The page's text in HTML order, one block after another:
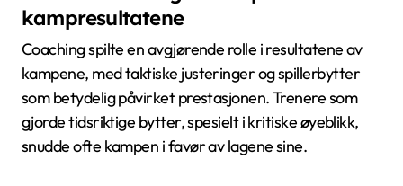
kampresultatene
Coaching spilte en avgjørende rolle i resultatene av
kampene, med taktiske justeringer og spillerbytter
som betydelig påvirket prestasjonen. Trenere som
gjorde tidsriktige bytter, spesielt i kritiske øyeblikk,
snudde ofte kampen i favør av lagene sine.